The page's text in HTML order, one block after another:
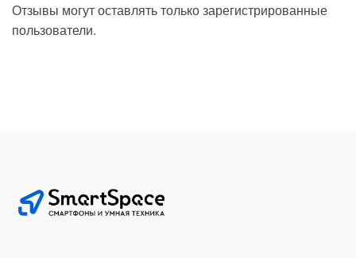
Отзывы могут оставлять только зарегистрированные
пользователи.